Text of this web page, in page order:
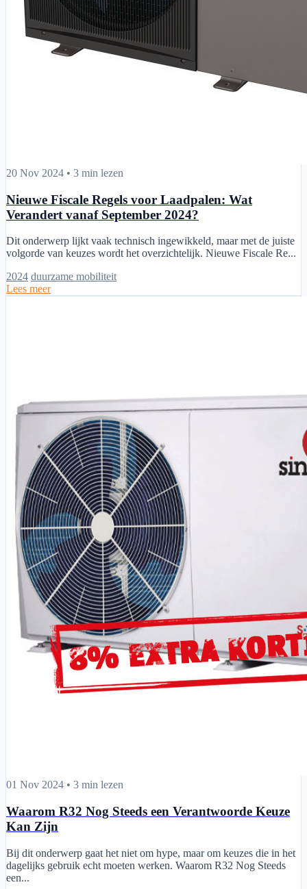
Nieuwe Fiscale Regels voor Laadpalen: Wat Verandert vanaf
20 Nov 2024 • 3 min lezen
Nieuwe Fiscale Regels voor Laadpalen: Wat
Verandert vanaf September 2024?
Dit onderwerp lijkt vaak technisch ingewikkeld, maar met de juiste
volgorde van keuzes wordt het overzichtelijk. Nieuwe Fiscale Re...
2024 duurzame mobiliteit
Lees meer
Waarom R32 Nog Steeds een Verantwoorde Keuze Kan Zijn
01 Nov 2024 • 3 min lezen
Waarom R32 Nog Steeds een Verantwoorde Keuze
Kan Zijn
Bij dit onderwerp gaat het niet om hype, maar om keuzes die in het
dagelijks gebruik echt moeten werken. Waarom R32 Nog Steeds
een...